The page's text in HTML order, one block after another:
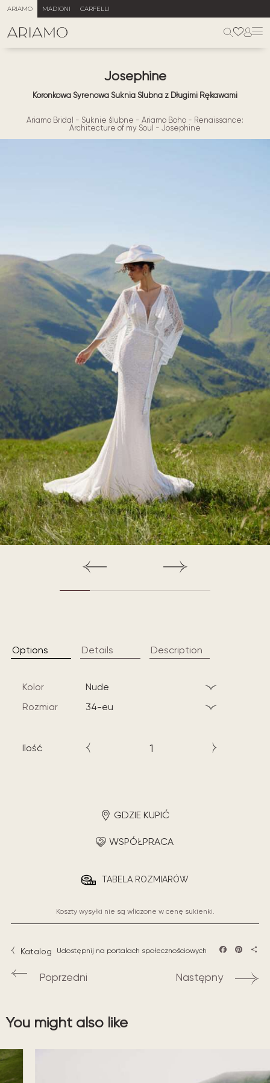
ARIAMO MADIONI CARFELLI
Josephine
Koronkowa Syrenowa Suknia Ślubna z Długimi Rękawami
Ariamo Bridal - Suknie ślubne - Ariamo Boho - Renaissance:
Architecture of my Soul - Josephine
Options Details Description
Kolor
nude
Rozmiar
34-eu
Ilość
GDZIE KUPIĆ
WSPÓŁPRACA
TABELA ROZMIARÓW
Koszty wysyłki nie są wliczone w cenę sukienki.
Katalog Udostępnij na portalach społecznościowych
Poprzedni Następny
You might also like